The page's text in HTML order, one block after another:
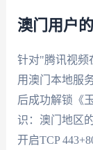
澳门用户
针对"腾讯视频
用澳门本地服
后成功解锁《
识：澳门地区
开启TCP